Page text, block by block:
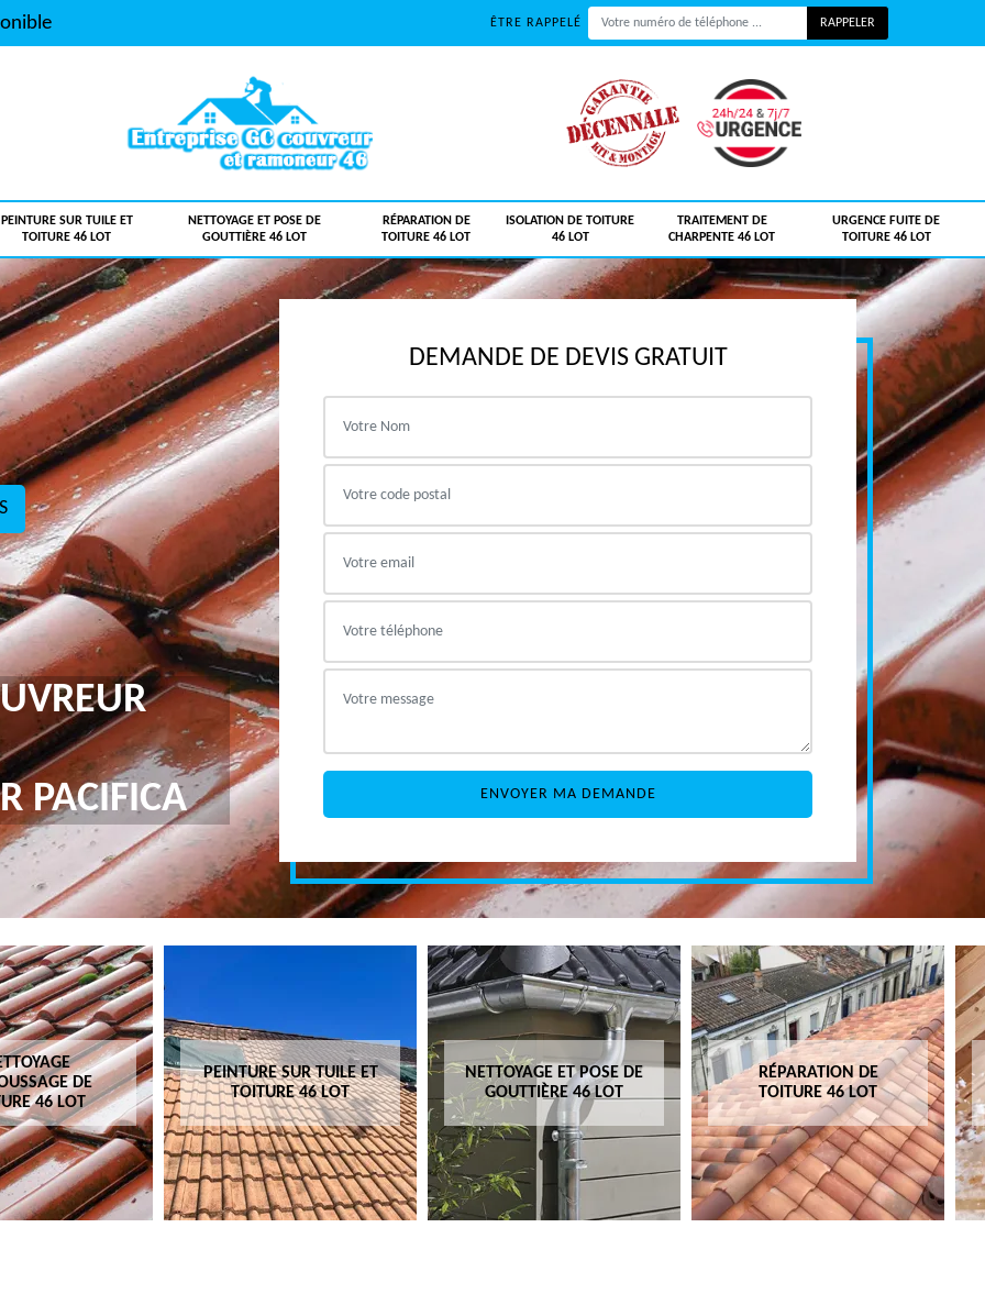
ÊTRE RAPPELÉ
PEINTURE SUR TUILE ET
TOITURE 46 LOT
NETTOYAGE ET POSE DE
GOUTTIÈRE 46 LOT
RÉPARATION DE
TOITURE 46 LOT
ISOLATION DE TOITURE
46 LOT
TRAITEMENT DE
CHARPENTE 46 LOT
URGENCE FUITE DE
TOITURE 46 LOT
PACIFICA
DEMANDE DE DEVIS GRATUIT
DE
46 LOT
PEINTURE SUR TUILE ET
TOITURE 46 LOT
NETTOYAGE ET POSE DE
GOUTTIÈRE 46 LOT
RÉPARATION DE
TOITURE 46 LOT